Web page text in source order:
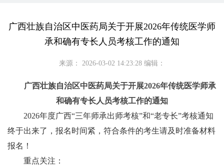
广西壮族自治区中医药局关于开展2026年传统医学师
承和确有专长人员考核工作的通知
来源： 2026-03-02 14:23:28 编辑：
广西壮族自治区中医药局关于开展2026年传统医学师承
和确有专长人员考核工作的通知
2026年度广西“三年师承出师考核”和“老专长”考核通知
终于出来了，报名时间紧，符合条件的考生请及时准备材料
报名！
重点关注：